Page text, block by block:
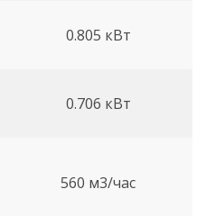
0.805 кВт
0.706 кВт
560 м3/час